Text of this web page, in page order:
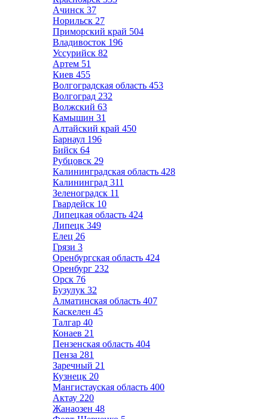
Ачинск 37
Норильск 27
Приморский край 504
Владивосток 196
Уссурийск 82
Артем 51
Киев 455
Волгоградская область 453
Волгоград 232
Волжский 63
Камышин 31
Алтайский край 450
Барнаул 196
Бийск 64
Рубцовск 29
Калининградская область 428
Калининград 311
Зеленоградск 11
Гвардейск 10
Липецкая область 424
Липецк 349
Елец 26
Грязи 3
Оренбургская область 424
Оренбург 232
Орск 76
Бузулук 32
Алматинская область 407
Каскелен 45
Талгар 40
Конаев 21
Пензенская область 404
Пенза 281
Заречный 21
Кузнецк 20
Мангистауская область 400
Актау 220
Жанаозен 48